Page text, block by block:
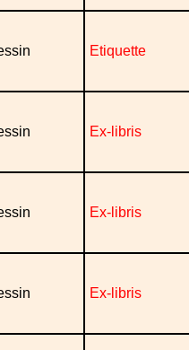
Etiquette
Ex-libris
Ex-libris
Ex-libris